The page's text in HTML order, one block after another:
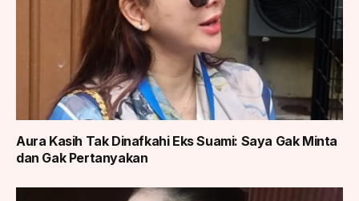
Aura Kasih Tak Dinafkahi Eks Suami: Saya Gak Minta
dan Gak Pertanyakan